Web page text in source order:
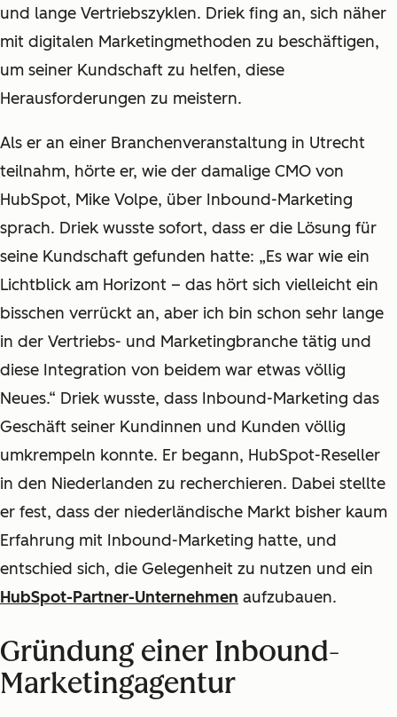
und lange Vertriebszyklen. Driek fing an, sich näher
mit digitalen Marketingmethoden zu beschäftigen,
um seiner Kundschaft zu helfen, diese
Herausforderungen zu meistern.
Als er an einer Branchenveranstaltung in Utrecht
teilnahm, hörte er, wie der damalige CMO von
HubSpot, Mike Volpe, über Inbound-Marketing
sprach. Driek wusste sofort, dass er die Lösung für
seine Kundschaft gefunden hatte: „Es war wie ein
Lichtblick am Horizont – das hört sich vielleicht ein
bisschen verrückt an, aber ich bin schon sehr lange
in der Vertriebs- und Marketingbranche tätig und
diese Integration von beidem war etwas völlig
Neues.“ Driek wusste, dass Inbound-Marketing das
Geschäft seiner Kundinnen und Kunden völlig
umkrempeln konnte. Er begann, HubSpot-Reseller
in den Niederlanden zu recherchieren. Dabei stellte
er fest, dass der niederländische Markt bisher kaum
Erfahrung mit Inbound-Marketing hatte, und
entschied sich, die Gelegenheit zu nutzen und ein
HubSpot-Partner-Unternehmen aufzubauen.
Gründung einer Inbound-
Marketingagentur